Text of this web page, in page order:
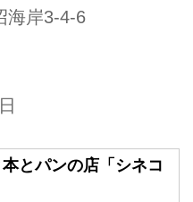
海岸3-4-6
とパンの店「シネコ